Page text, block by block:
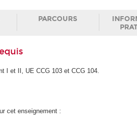
PARCOURS
I et II, UE CCG 103 et CCG 104.
cet enseignement :